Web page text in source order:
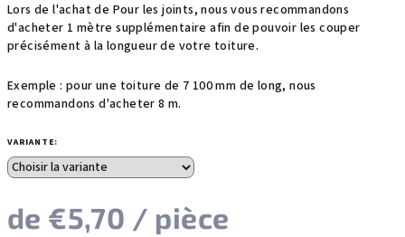
Lors de l'achat de Pour les joints, nous vous recommandons
d'acheter 1 mètre supplémentaire afin de pouvoir les couper
précisément à la longueur de votre toiture.
Exemple : pour une toiture de 7 100 mm de long, nous
recommandons d'acheter 8 m.
VARIANTE:
de €5,70 / pièce